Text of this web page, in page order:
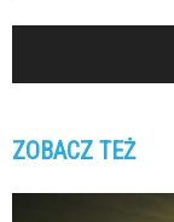
ZOBACZ TEŻ